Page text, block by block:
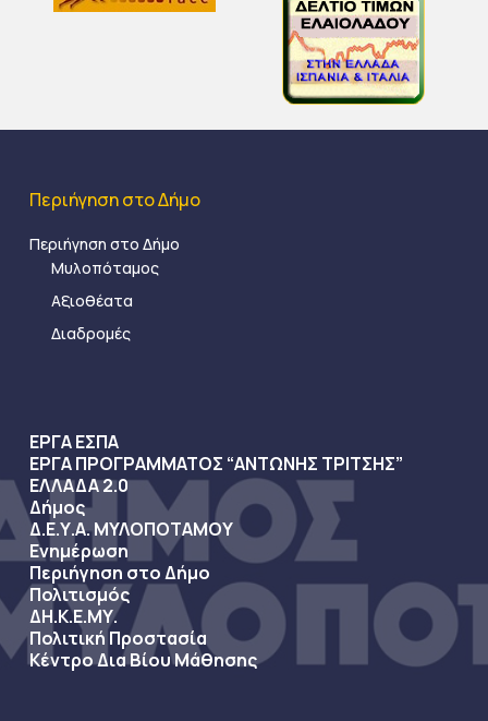
Περιήγηση στο Δήμο
Περιήγηση στο Δήμο
Μυλοπόταμος
Αξιοθέατα
Διαδρομές
ΕΡΓΑ ΕΣΠΑ
ΕΡΓΑ ΠΡΟΓΡΑΜΜΑΤΟΣ “ΑΝΤΩΝΗΣ ΤΡΙΤΣΗΣ”
ΕΛΛΑΔΑ 2.0
Δήμος
Δ.Ε.Υ.Α. ΜΥΛΟΠΟΤΑΜΟΥ
Ενημέρωση
Περιήγηση στο Δήμο
Πολιτισμός
ΔΗ.Κ.Ε.ΜΥ.
Πολιτική Προστασία
Κέντρο Δια Βίου Μάθησης